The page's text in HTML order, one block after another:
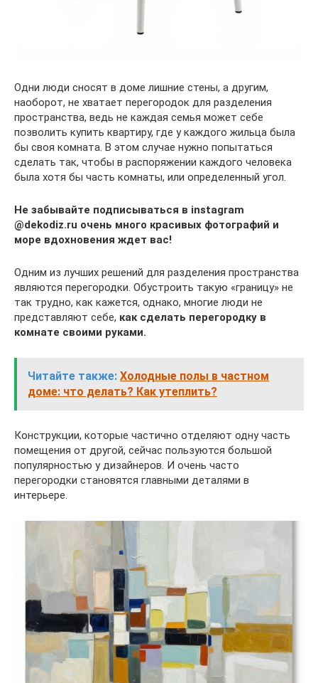
Одни люди сносят в доме лишние стены, а другим,
наоборот, не хватает перегородок для разделения
пространства, ведь не каждая семья может себе
позволить купить квартиру, где у каждого жильца была
бы своя комната. В этом случае нужно попытаться
сделать так, чтобы в распоряжении каждого человека
была хотя бы часть комнаты, или определенный угол.
Не забывайте подписываться в instagram
@dekodiz.ru очень много красивых фотографий и
море вдохновения ждет вас!
Одним из лучших решений для разделения пространства
являются перегородки. Обустроить такую «границу» не
так трудно, как кажется, однако, многие люди не
представляют себе, как сделать перегородку в
комнате своими руками.
Читайте также: Холодные полы в частном
доме: что делать? Как утеплить?
Конструкции, которые частично отделяют одну часть
помещения от другой, сейчас пользуются большой
популярностью у дизайнеров. И очень часто
перегородки становятся главными деталями в
интерьере.